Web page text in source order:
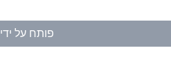
פותח על ידי